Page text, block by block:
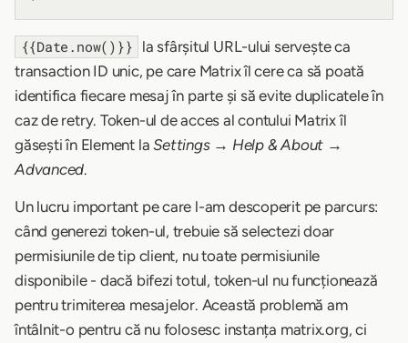
{{Date.now()}}
la sfârșitul URL-ului servește ca
transaction ID unic, pe care Matrix îl cere ca să poată
identifica fiecare mesaj în parte și să evite duplicatele în
caz de retry. Token-ul de acces al contului Matrix îl
găsești în Element laSettings → Help & About →
Advanced.
Un lucru important pe care l-am descoperit pe parcurs:
când generezi token-ul, trebuie să selectezi doar
permisiunile de tip client, nu toate permisiunile
disponibile - dacă bifezi totul, token-ul nu funcționează
pentru trimiterea mesajelor. Această problemă am
întâlnit-o pentru că nu folosesc instanța matrix.org, ci